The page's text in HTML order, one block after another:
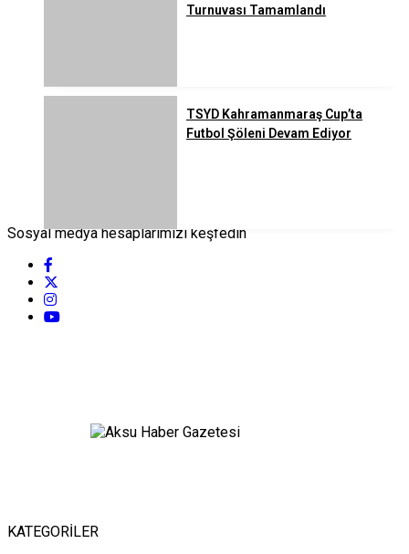
Turnuvası Tamamlandı
TSYD Kahramanmaraş Cup’ta
Futbol Şöleni Devam Ediyor
Sosyal medya hesaplarımızı keşfedin
KATEGORİLER